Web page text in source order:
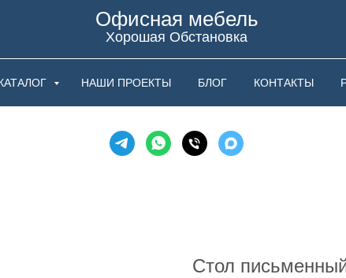
Офисная мебель
Хорошая Обстановка
НАШИ ПРОЕКТЫ БЛОГ КОНТАКТЫ
Стол